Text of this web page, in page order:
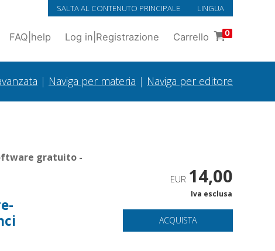
SALTA AL CONTENUTO PRINCIPALE LINGUA
FAQ help Log in Registrazione Carrello 0
| Naviga per materia | Naviga per editore
gratuito -
EUR 14,00
Iva esclusa
ACQUISTA